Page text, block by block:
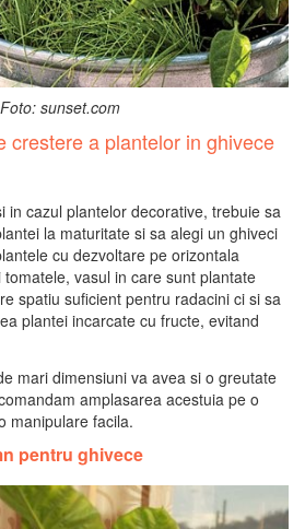
Foto: sunset.com
crestere a plantelor in ghivece
in cazul plantelor decorative, trebuie sa
la maturitate si sa alegi un ghiveci
cu dezvoltare pe orizontala
vasul in care sunt plantate
spatiu suficient pentru radacini ci si sa
plantei incarcate cu fructe, evitand
mari dimensiuni va avea si o greutate
amplasarea acestuia pe o
manipulare facila.
pentru ghivece